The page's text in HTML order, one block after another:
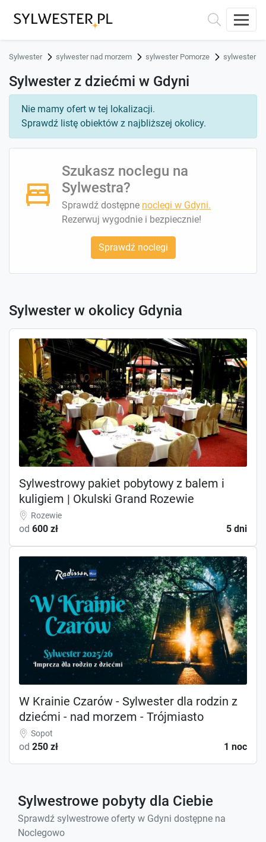
Sylwester sylwester nad morzem sylwester Pomorze sylwester
Sylwester z dziećmi w Gdyni
Nie mamy ofert w tej lokalizacji.
Sprawdź listę obiektów z najbliższej okolicy.
Szukasz noclegu na
Sylwestra?
Sprawdź dostępne noclegi w Gdyni.
Rezerwuj wygodnie i bezpiecznie!
Sprawdź noclegi
Sylwester w okolicy Gdynia
Sylwestrowy pakiet pobytowy z balem i
kuligiem | Okulski Grand Rozewie
Rozewie
od 600 zł 5 dni
W Krainie Czarów - Sylwester dla rodzin z
dziećmi - nad morzem - Trójmiasto
Sopot
od 250 zł 1 noc
Sylwestrowe pobyty dla Ciebie
Sprawdź sylwestrowe oferty w Gdyni dostępne na
Noclegowo